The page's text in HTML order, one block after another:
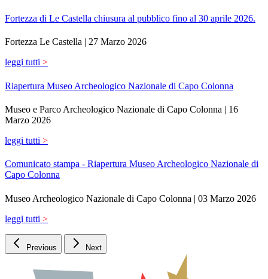
Fortezza di Le Castella chiusura al pubblico fino al 30 aprile 2026.
Fortezza Le Castella |
27 Marzo 2026
leggi tutti >
Riapertura Museo Archeologico Nazionale di Capo Colonna
Museo e Parco Archeologico Nazionale di Capo Colonna | 16
Marzo 2026
leggi tutti >
Comunicato stampa - Riapertura Museo Archeologico Nazionale di
Capo Colonna
Museo Archeologico Nazionale di Capo Colonna | 03 Marzo 2026
leggi tutti >
Previous Next